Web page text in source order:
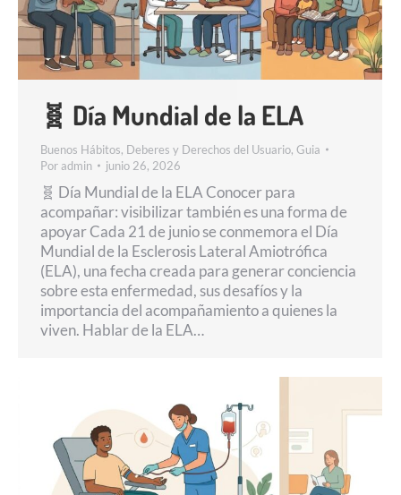
🧬 Día Mundial de la ELA
Buenos Hábitos, Deberes y Derechos del Usuario, Guia
Poradmin junio 26, 2026
🧬 Día Mundial de la ELA Conocer para
acompañar: visibilizar también es una forma de
apoyar Cada 21 de junio se conmemora el Día
Mundial de la Esclerosis Lateral Amiotrófica
(ELA), una fecha creada para generar conciencia
sobre esta enfermedad, sus desafíos y la
importancia del acompañamiento a quienes la
viven. Hablar de la ELA…